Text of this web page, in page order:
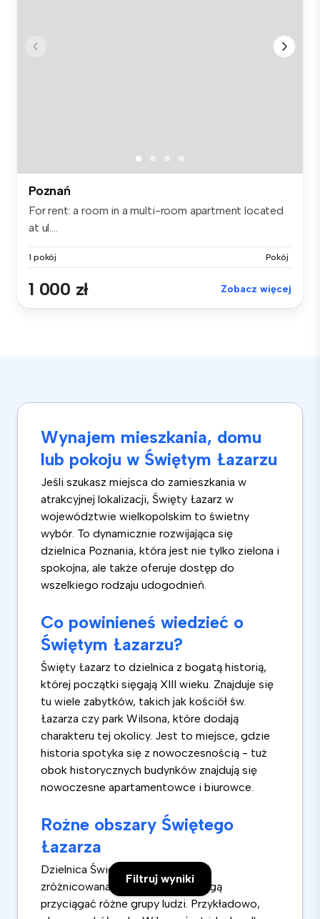
Filtruj wyniki
Poznań
For rent: a room in a multi-room apartment located
at ul....
1 pokój Pokój
1 000 zł Zobacz więcej
Wynajem mieszkania, domu
lub pokoju w Świętym Łazarzu
Jeśli szukasz miejsca do zamieszkania w
atrakcyjnej lokalizacji, Święty Łazarz w
województwie wielkopolskim to świetny
wybór. To dynamicznie rozwijająca się
dzielnica Poznania, która jest nie tylko zielona i
spokojna, ale także oferuje dostęp do
wszelkiego rodzaju udogodnień.
Co powinieneś wiedzieć o
Świętym Łazarzu?
Święty Łazarz to dzielnica z bogatą historią,
której początki sięgają XIII wieku. Znajduje się
tu wiele zabytków, takich jak kościół św.
Łazarza czy park Wilsona, które dodają
charakteru tej okolicy. Jest to miejsce, gdzie
historia spotyka się z nowoczesnością - tuż
obok historycznych budynków znajdują się
nowoczesne apartamentowce i biurowce.
Rożne obszary Świętego
Łazarza
Dzielnica Święty Łazarz jest dość
zróżnicowana, a różne części mogą
przyciągać różne grupy ludzi. Przykładowo,